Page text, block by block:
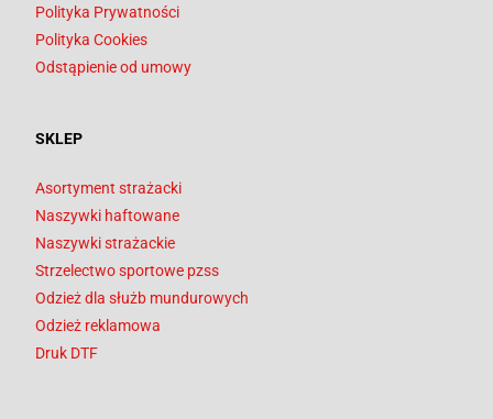
Polityka Prywatności
Polityka Cookies
Odstąpienie od umowy
SKLEP
Asortyment strażacki
Naszywki haftowane
Naszywki strażackie
Strzelectwo sportowe pzss
Odzież dla służb mundurowych
Odzież reklamowa
Druk DTF